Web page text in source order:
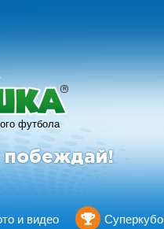
футбола
R
побеждай!
и видео